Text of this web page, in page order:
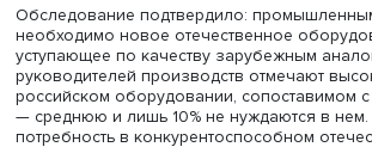
не штатными, а привлеченными ИКТ-
заместитель директора ЦКИ ИСИЭЗ.